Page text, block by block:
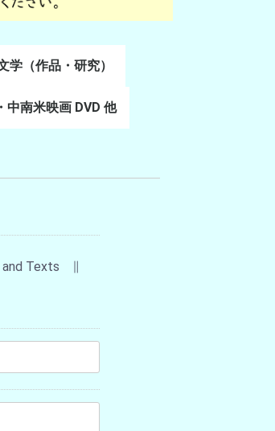
学（作品・研究）
スペイン語文学
ポルトガル語文学
カタルーニャ文学
バスク文学
その他
中南米映画 DVD 他
and Texts ∥